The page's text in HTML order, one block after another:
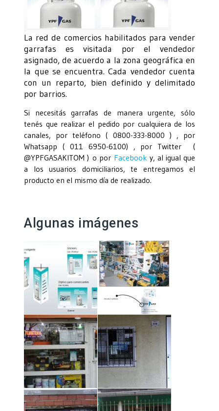
La red de comercios habilitados para vender
garrafas es visitada por el vendedor
asignado, de acuerdo a la zona geográfica en
la que se encuentra. Cada vendedor cuenta
con un reparto, bien definido y delimitado
por barrios.
Si necesitás garrafas de manera urgente, sólo
tenés que realizar el pedido por cualquiera de los
canales, por teléfono ( 0800-333-8000 ) , por
Whatsapp ( 011 6950-6100) , por Twitter (
@YPFGASAKITOM ) o por Facebook y, al igual que
a los usuarios domiciliarios, te entregamos el
producto en el mismo día de realizado.
Algunas imágenes